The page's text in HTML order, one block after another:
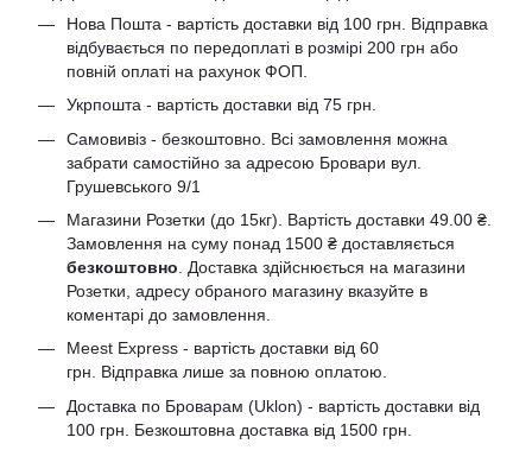
Нова Пошта - вартість доставки від 100 грн. Відправка
відбувається по передоплаті в розмірі 200 грн або
повній оплаті на рахунок ФОП.
Укрпошта - вартість доставки від 75 грн.
Самовивіз - безкоштовно. Всі замовлення можна
забрати самостійно за адресою Бровари вул.
Грушевського 9/1
Магазини Розетки (до 15кг). Вартість доставки 49.00 ₴.
Замовлення на суму понад 1500 ₴ доставляється
безкоштовно . Доставка здійснюється на магазини
Розетки, адресу обраного магазину вказуйте в
коментарі до замовлення.
Meest Express - вартість доставки від 60
грн. Відправка лише за повною оплатою.
Доставка по Броварам (Uklon) - вартість доставки від
100 грн. Безкоштовна доставка від 1500 грн.